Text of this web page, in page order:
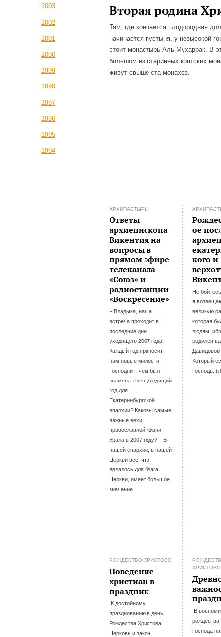
2003
2002
2001
2000
1999
1998
1997
1996
1995
1994
Вторая родина
Там, где кончается плодородная
начинается пустыня, у невысокой
стоит монастырь Аль-Мухаррак. В
большом из старинных коптских
живут свыше ста монахов.
АРХИПАСТЫРЬ
Ответы
архиепископа
Викентия на
вопросы в
прямом эфире
телеканала
«Союз» и
радиостанции
«Воскресение»
– Владыка, наша
встреча проходит в
последние дни
уходящего 2007 года.
Каждый год приносит
нам новые милости
Господни – чем был
знаменателен уходящий
год для
Екатеринбургской
епархии? Каковы самые
важные вехи
православной жизни
Урала в 2007 году? – В
нашей епархии, в нашей
Церкви все, что
делалось для блага
Церкви, имеет большое
значение.
ое
кого и
Не
я
великую
которая
людям:
родился
Который
Господь.
РОЖДЕСТВО ХРИСТОВО
Поведение
христиан в
праздник
К достойному
празднованию в день
Рождества Христова
Церковь и закон
ХРИСТОВО
В
рождества
Господа